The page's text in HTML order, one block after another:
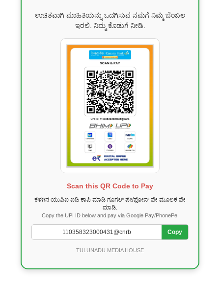
ಉಚಿತವಾಗಿ ಮಾಹಿತಿಯನ್ನು ಒದಗಿಸುವ ನಮಗೆ ನಿಮ್ಮ ಬೆಂಬಲ
ಇರಲಿ. ನಿಮ್ಮ ಕೊಡುಗೆ ನೀಡಿ.
Scan this QR Code to Pay
ಕೆಳಗಿನ ಯುಪಿಐ ಐಡಿ ಕಾಪಿ ಮಾಡಿ ಗೂಗಲ್ ಪೇ/ಫೋನ್ ಪೇ ಮೂಲಕ ಪೇ
ಮಾಡಿ.
Copy the UPI ID below and pay via Google Pay/PhonePe.
Copy
TULUNADU MEDIA HOUSE